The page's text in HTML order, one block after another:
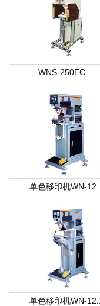
WNS-250EC ...
单色移印机WN-12...
单色移印机WN-12...